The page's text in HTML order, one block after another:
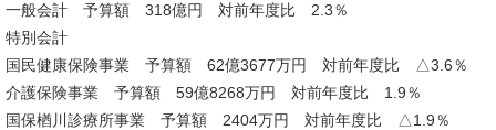
一般会計 予算額 318億円 対前年度比 2.3％
特別会計
国民健康保険事業 予算額 62億3677万円 対前年度比 △3.6％
介護保険事業 予算額 59億8268万円 対前年度比 1.9％
国保楢川診療所事業 予算額 2404万円 対前年度比 △1.9％